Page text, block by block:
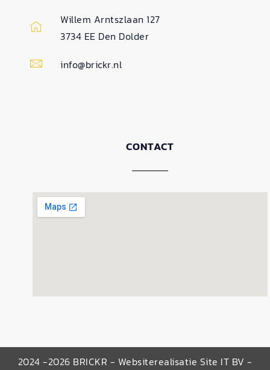
Willem Arntszlaan 127
3734 EE Den Dolder
info@brickr.nl
CONTACT
2024 -2026 BRICKR - Websiterealisatie Site IT BV -